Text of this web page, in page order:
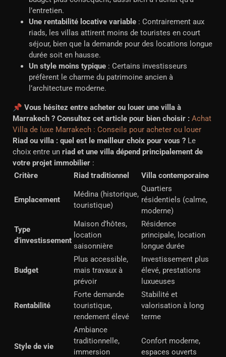
l’entretien.
Une rentabilité locative variable : Contrairement aux
riads, les villas attirent moins de touristes en court
séjour, bien que la demande pour des locations longue
durée soit en hausse.
Un style moins typique : Certains investisseurs
préfèrent le charme du patrimoine ancien à
l’architecture moderne.
📌 Vous hésitez entre acheter ou louer une villa à
Marrakech ? Consultez cet article pour bien choisir : Achat
Villa de luxe Marrakech : Conseils pour acheter ou louer
Riad ou villa : quel est le meilleur choix pour vous ? Le
choix entre un riad et une villa dépend principalement de
votre projet immobilier :
Critère
Riad traditionnel Villa contemporaine
Emplacement
Médina (historique,
touristique)
Quartiers
résidentiels (calme,
moderne)
Type
d’investissement
Maison d’hôtes,
location
saisonnière
Résidence
principale, location
longue durée
Budget
Plus accessible,
mais travaux à
prévoir
Investissement plus
élevé, prestations
luxueuses
Rentabilité
Forte demande
touristique,
rendement élevé
Stabilité et
valorisation à long
terme
Style de vie
Ambiance
traditionnelle,
immersion
Confort moderne,
espaces ouverts